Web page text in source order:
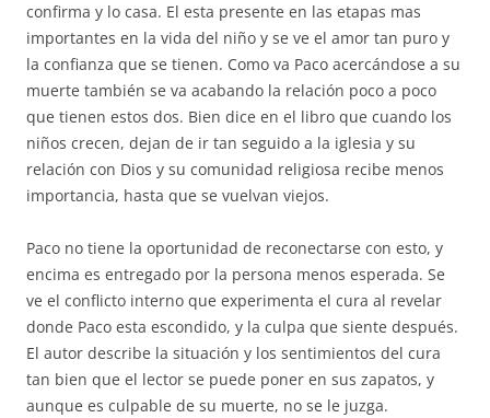
confirma y lo casa. El esta presente en las etapas mas
importantes en la vida del niño y se ve el amor tan puro y
la confianza que se tienen. Como va Paco acercándose a su
muerte también se va acabando la relación poco a poco
que tienen estos dos. Bien dice en el libro que cuando los
niños crecen, dejan de ir tan seguido a la iglesia y su
relación con Dios y su comunidad religiosa recibe menos
importancia, hasta que se vuelvan viejos.
Paco no tiene la oportunidad de reconectarse con esto, y
encima es entregado por la persona menos esperada. Se
ve el conflicto interno que experimenta el cura al revelar
donde Paco esta escondido, y la culpa que siente después.
El autor describe la situación y los sentimientos del cura
tan bien que el lector se puede poner en sus zapatos, y
aunque es culpable de su muerte, no se le juzga.